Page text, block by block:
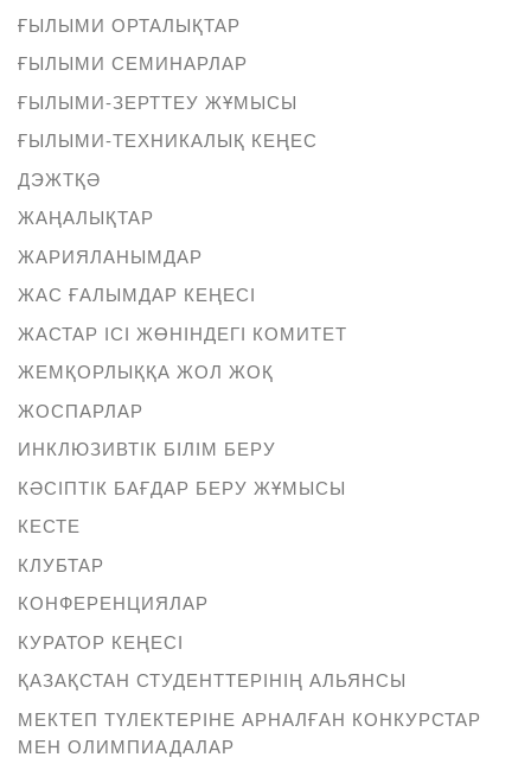
ҒЫЛЫМИ ОРТАЛЫҚТАР
ҒЫЛЫМИ СЕМИНАРЛАР
ҒЫЛЫМИ-ЗЕРТТЕУ ЖҰМЫСЫ
ҒЫЛЫМИ-ТЕХНИКАЛЫҚ КЕҢЕС
ДЭЖТҚӘ
ЖАҢАЛЫҚТАР
ЖАРИЯЛАНЫМДАР
ЖАС ҒАЛЫМДАР КЕҢЕСІ
ЖАСТАР ІСІ ЖӨНІНДЕГІ КОМИТЕТ
ЖЕМҚОРЛЫҚҚА ЖОЛ ЖОҚ
ЖОСПАРЛАР
ИНКЛЮЗИВТІК БІЛІМ БЕРУ
КӘСІПТІК БАҒДАР БЕРУ ЖҰМЫСЫ
КЕСТЕ
КЛУБТАР
КОНФЕРЕНЦИЯЛАР
КУРАТОР КЕҢЕСІ
ҚАЗАҚСТАН СТУДЕНТТЕРІНІҢ АЛЬЯНСЫ
МЕКТЕП ТҮЛЕКТЕРІНЕ АРНАЛҒАН КОНКУРСТАР
МЕН ОЛИМПИАДАЛАР